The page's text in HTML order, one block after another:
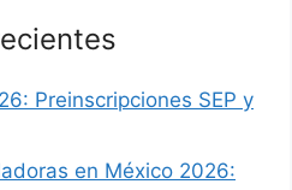
Preinscripciones SEP y
en México 2026: